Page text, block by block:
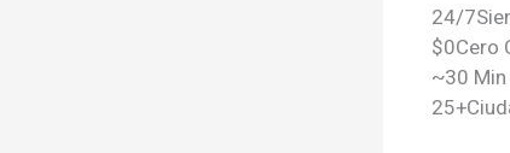
24/7
$0Cero
~30
25+